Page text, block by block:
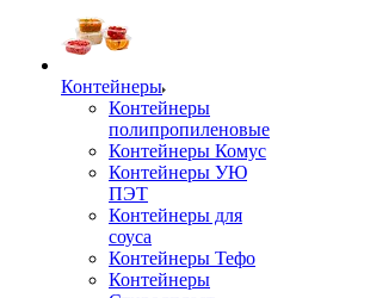
Контейнеры
Контейнеры
полипропиленовые
Контейнеры Комус
Контейнеры УЮ
ПЭТ
Контейнеры для
соуса
Контейнеры Тефо
Контейнеры